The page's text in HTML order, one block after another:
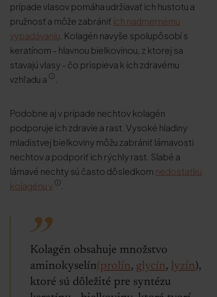
prípade vlasov pomáha udržiavať ich hustotu a
pružnosť a môže zabrániť ich nadmernému
vypadávaniu . Kolagén navyše spolupôsobí s
keratínom - hlavnou bielkovinou, z ktorej sa
stavajú vlasy - čo prispieva k ich zdravému
vzhľadu a
Podobne aj v prípade nechtov kolagén
podporuje ich zdravie a rast. Vysoké hladiny
mladistvej bielkoviny môžu zabrániť lámavosti
nechtov a podporiť ich rýchly rast. Slabé a
lámavé nechty sú často dôsledkom nedostatku
kolagénu v
Kolagén obsahuje množstvo
aminokyselín(prolín, glycín, lyzín),
ktoré sú dôležité pre syntézu